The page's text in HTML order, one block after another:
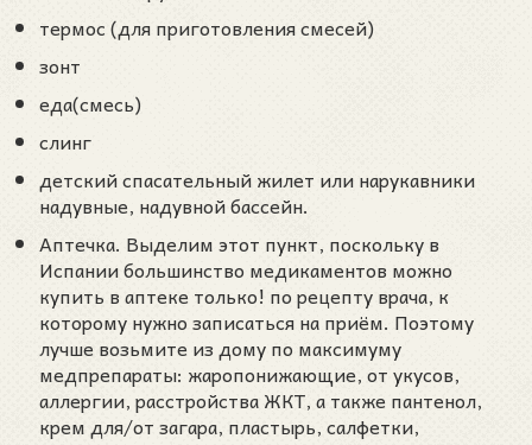
термос (для приготовления смесей)
зонт
еда(смесь)
слинг
детский спасательный жилет или нарукавники
надувные, надувной бассейн.
Аптечка. Выделим этот пункт, поскольку в
Испании большинство медикаментов можно
купить в аптеке только! по рецепту врача, к
которому нужно записаться на приём. Поэтому
лучше возьмите из дому по максимуму
медпрепараты: жаропонижающие, от укусов,
аллергии, расстройства ЖКТ, а также пантенол,
крем для/от загара, пластырь, салфетки,